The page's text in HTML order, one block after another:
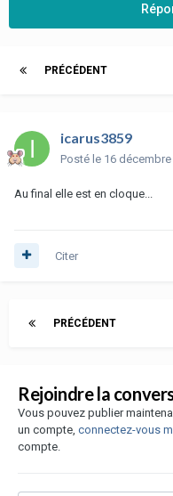
PRÉCÉDENT
icarus3859
Posté le 16
Au final elle est en cloque...
Citer
PRÉCÉDENT
Rejoindre la
Vous pouvez publier
un compte, connectez-vous
compte.